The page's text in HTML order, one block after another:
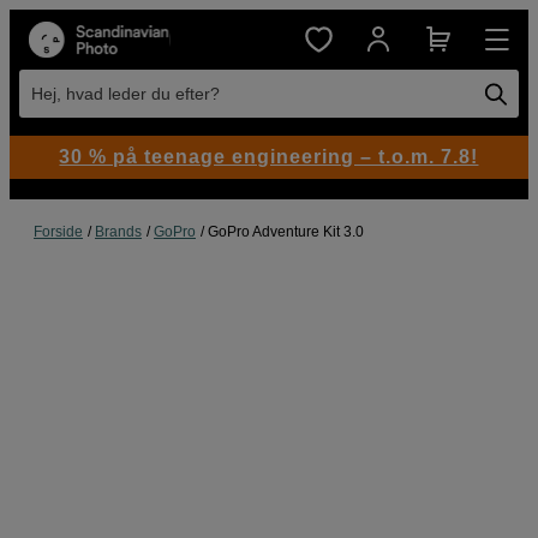
Hej, hvad leder du efter?
Forside Brands GoPro GoPro Adventure Kit 3.0
30 % på teenage engineering – t.o.m. 7.8!